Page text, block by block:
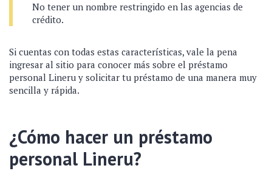
No tener un nombre restringido en las agencias de
crédito.
Si cuentas con todas estas características, vale la pena
ingresar al sitio para conocer más sobre el préstamo
personal Lineru y solicitar tu préstamo de una manera muy
sencilla y rápida.
¿Cómo hacer un préstamo
personal Lineru?